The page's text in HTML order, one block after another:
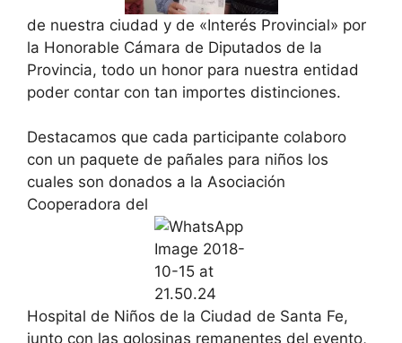
de nuestra ciudad y de «Interés Provincial» por
la Honorable Cámara de Diputados de la
Provincia, todo un honor para nuestra entidad
poder contar con tan importes distinciones.
Destacamos que cada participante colaboro
con un paquete de pañales para niños los
cuales son donados a la Asociación
Cooperadora del
Hospital de Niños de la Ciudad de Santa Fe,
junto con las golosinas remanentes del evento,